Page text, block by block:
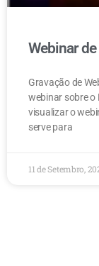
Webinar
Gravação de
webinar sobre o
visualizar o
serve para
11 de Setembro,